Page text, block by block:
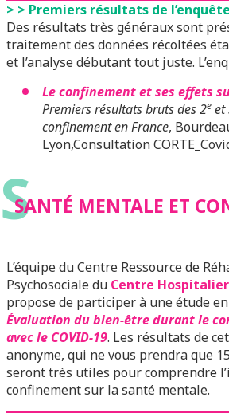
> > Premiers résultats de l’enquête
Des résultats très généraux sont
traitement des données récoltées
et l’analyse débutant tout juste.
Le confinement et ses effets
Premiers résultats bruts des 2e et
confinement en France,
Lyon,Consultation
S
SANTÉ MENTALE ET
L’équipe du Centre Ressource de
Psychosociale du Centre
propose de participer à une étude
Évaluation du bien-être durant le
avec le COVID-19. Les résultats de
anonyme, qui ne vous prendra que
seront très utiles pour comprendre
confinement sur la santé mentale.